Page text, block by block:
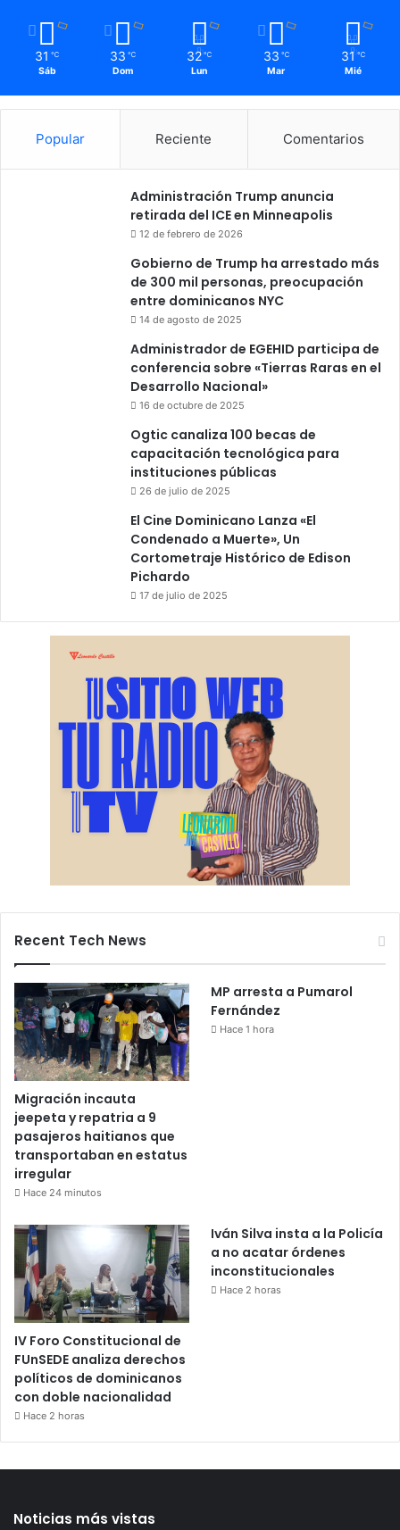
31 ℃
Sáb
33 ℃
Dom
32 ℃
Lun
33 ℃
Mar
31 ℃
Mié
Popular Reciente Comentarios
Administración Trump anuncia
retirada del ICE en Minneapolis
12 de febrero de 2026
Gobierno de Trump ha arrestado más
de 300 mil personas, preocupación
entre dominicanos NYC
14 de agosto de 2025
Administrador de EGEHID participa de
conferencia sobre «Tierras Raras en el
Desarrollo Nacional»
16 de octubre de 2025
Ogtic canaliza 100 becas de
capacitación tecnológica para
instituciones públicas
26 de julio de 2025
El Cine Dominicano Lanza «El
Condenado a Muerte», Un
Cortometraje Histórico de Edison
Pichardo
17 de julio de 2025
Recent Tech News
Migración incauta
jeepeta y repatria a 9
pasajeros haitianos que
transportaban en estatus
irregular
Hace 24 minutos
MP arresta a Pumarol
Fernández
Hace 1 hora
IV Foro Constitucional de
FUnSEDE analiza derechos
políticos de dominicanos
con doble nacionalidad
Hace 2 horas
Iván Silva insta a la Policía
a no acatar órdenes
inconstitucionales
Hace 2 horas
Noticias más vistas